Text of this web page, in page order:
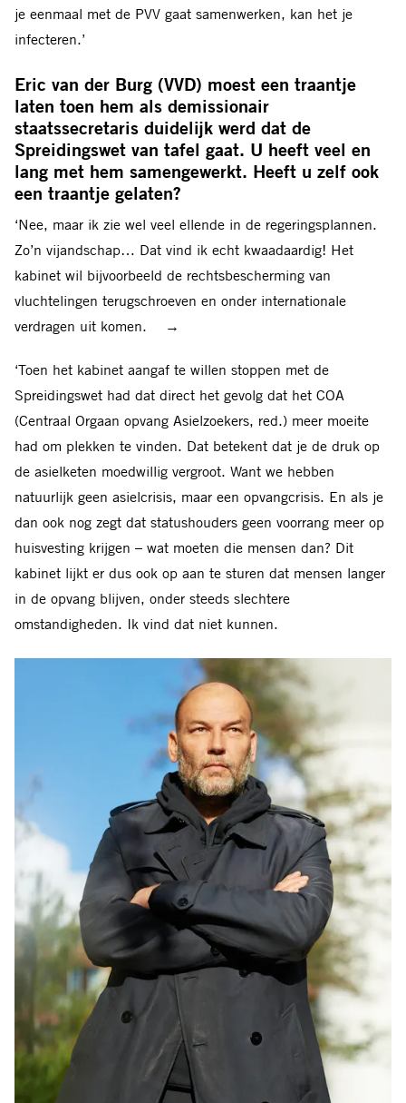
Werkte als beleidsmedewerker voor vakbond FNV. Ook
als raadslid, fractievoorzitter en lijsttrekker van
GroenLinks Amsterdam. Sinds 2018 wethouder Sociale
Zaken, Diversiteit en Democratisering in Amsterdam.
Stopte dit jaar als voorzitter van de asielcommissie van
de VNG. Is nog wel lid van deze commissie.
Richtte in 2008 samen met anderen Papa+ op, een
actiegroep die zich inzette voor een betere verdeling van
arbeid en zorg.
je eenmaal met de PVV gaat samenwerken, kan het je
infecteren.’
Eric van der Burg (VVD) moest een traantje
laten toen hem als demissionair
staatssecretaris duidelijk werd dat de
Spreidingswet van tafel gaat. U heeft veel en
lang met hem samengewerkt. Heeft u zelf ook
een traantje gelaten?
‘Nee, maar ik zie wel veel ellende in de regeringsplannen.
Zo’n vijandschap… Dat vind ik echt kwaadaardig! Het
kabinet wil bijvoorbeeld de rechtsbescherming van
vluchtelingen terugschroeven en onder internationale
verdragen uit komen. →
‘Toen het kabinet aangaf te willen stoppen met de
Spreidingswet had dat direct het gevolg dat het COA
(Centraal Orgaan opvang Asielzoekers, red.) meer moeite
had om plekken te vinden. Dat betekent dat je de druk op
de asielketen moedwillig vergroot. Want we hebben
natuurlijk geen asielcrisis, maar een opvangcrisis. En als je
dan ook nog zegt dat statushouders geen voorrang meer op
huisvesting krijgen – wat moeten die mensen dan? Dit
kabinet lijkt er dus ook op aan te sturen dat mensen langer
in de opvang blijven, onder steeds slechtere
omstandigheden. Ik vind dat niet kunnen.